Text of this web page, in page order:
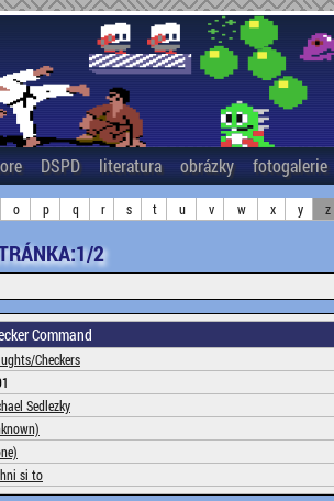
DSPD literatura obrázky fotogalerie
o p q r s t u v w x y z
2
Command
Checkers
Sedlezky
si to